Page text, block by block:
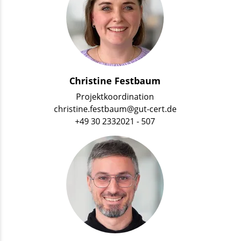
Christine Festbaum
Projektkoordination
christine.festbaum@gut-cert.de
+49 30 2332021 - 507